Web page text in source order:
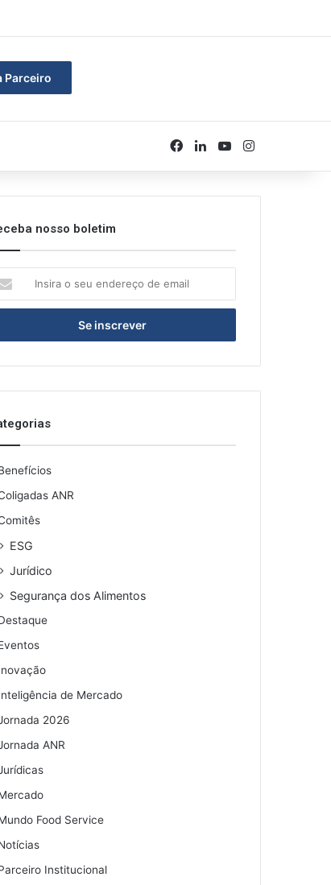
Parceiro
Facebook
Linkedin
YouTubeInstagram
nosso boletim
ANR
ESG
Jurídico
Segurança dos Alimentos
de Mercado
2026
ANR
Food Service
Institucional